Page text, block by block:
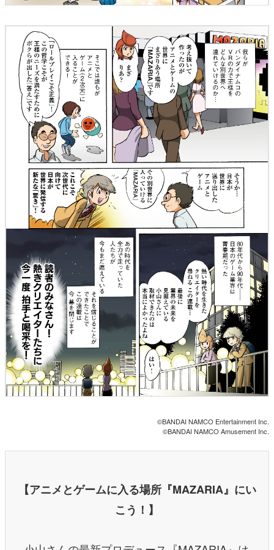
©BANDAI NAMCO Entertainment Inc.
©BANDAI NAMCO Amusement Inc.
【アニメとゲームに入る場所『MAZARIA』にい
こう！】